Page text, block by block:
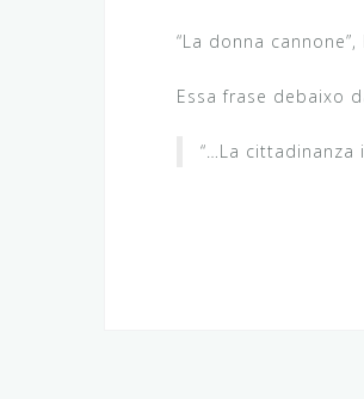
“La donna
Essa frase debaixo
“…La cittadinanza